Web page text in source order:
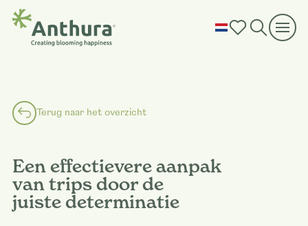
Terug naar het overzicht
Een effectievere aanpak
van trips door de
juiste determinatie